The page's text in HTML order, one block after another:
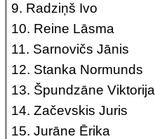
9. Radziņš Ivo
10. Reine Lāsma
11. Sarnovičs Jānis
12. Stanka Normunds
13. Špundzāne Viktorija
14. Začevskis Juris
15. Jurāne Ērika